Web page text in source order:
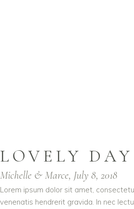
LOVELY DAY
Michelle & Marce, July 8, 2018
Lorem ipsum dolor sit amet,
venenatis hendrerit gravida. In nec